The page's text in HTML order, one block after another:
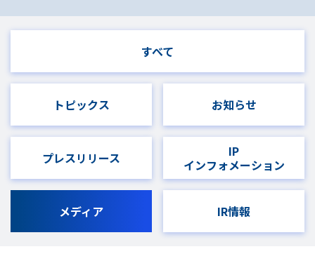
すべて
トピックス お知らせ
プレスリリース
IP
インフォメーション
メディア IR情報